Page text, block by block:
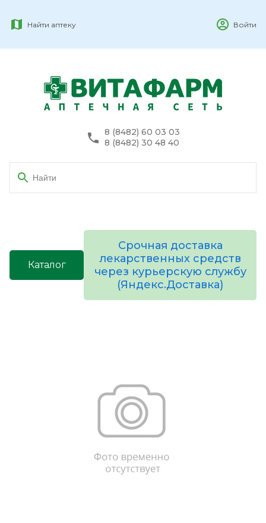
Найти аптеку Войти
8 (8482) 60 03 03
8 (8482) 30 48 40
Каталог
Срочная доставка
лекарственных средств
через курьерскую службу
(Яндекс.Доставка)